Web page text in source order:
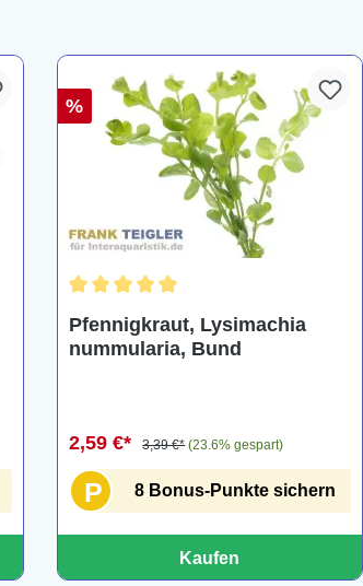
%
Pfennigkraut, Lysimachia
nummularia, Bund
2,59 €* 3,39 €* (23.6% gespart)
P 8 Bonus-Punkte sichern
Kaufen